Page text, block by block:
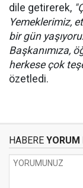
dile getirerek,
Yemeklerimiz,
bir gün
Başkanımıza,
herkese çok
özetledi.
HABERE YORUM